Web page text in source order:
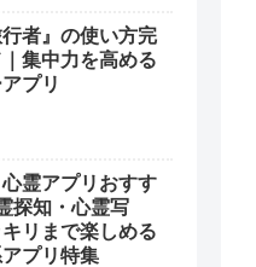
行者』の使い方完
集中力を高める
プリ
心霊アプリおすす
探知・心霊写
リまで楽しめる
プリ特集